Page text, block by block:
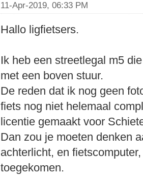
11-Apr-2019, 06:33 PM
Hallo ligfietsers.
Ik heb een streetlegal m5
met een boven stuur.
De reden dat ik nog geen
fiets nog niet helemaal
licentie gemaakt voor
Dan zou je moeten denken
achterlicht, en
toegekomen.